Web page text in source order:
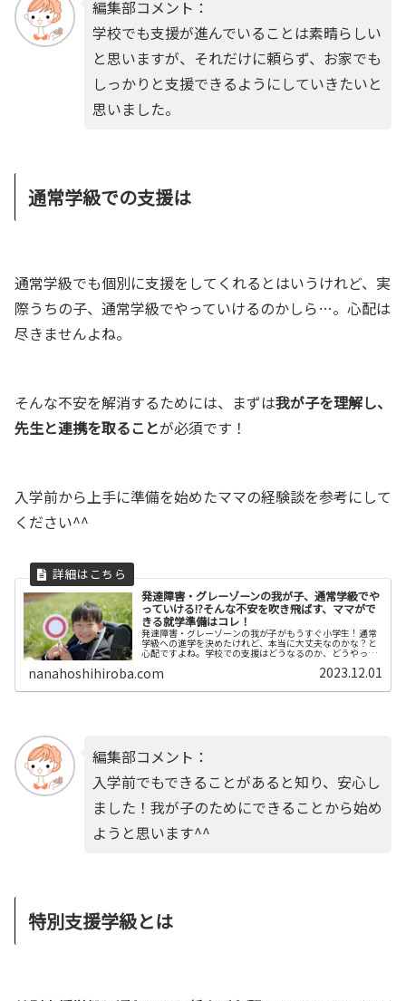
編集部コメント：
学校でも支援が進んでいることは素晴らしい
と思いますが、それだけに頼らず、お家でも
しっかりと支援できるようにしていきたいと
思いました。
通常学級での支援は
通常学級でも個別に支援をしてくれるとはいうけれど、実
際うちの子、通常学級でやっていけるのかしら…。心配は
尽きませんよね。
そんな不安を解消するためには、まずは我が子を理解し、
先生と連携を取ることが必須です！
入学前から上手に準備を始めたママの経験談を参考にして
ください^^
発達障害・グレーゾーンの我が子、通常学級でや
っていける!?そんな不安を吹き飛ばす、ママがで
きる就学準備はコレ！
発達障害・グレーゾーンの我が子がもうすぐ小学生！通常
学級への進学を決めたけれど、本当に大丈夫なのかな？と
心配ですよね。学校での支援はどうなるのか、どうやって
らできる就学準備をご紹介します。
nanahoshihiroba.com 2023.12.01
編集部コメント：
入学前でもできることがあると知り、安心し
ました！我が子のためにできることから始め
ようと思います^^
特別支援学級とは